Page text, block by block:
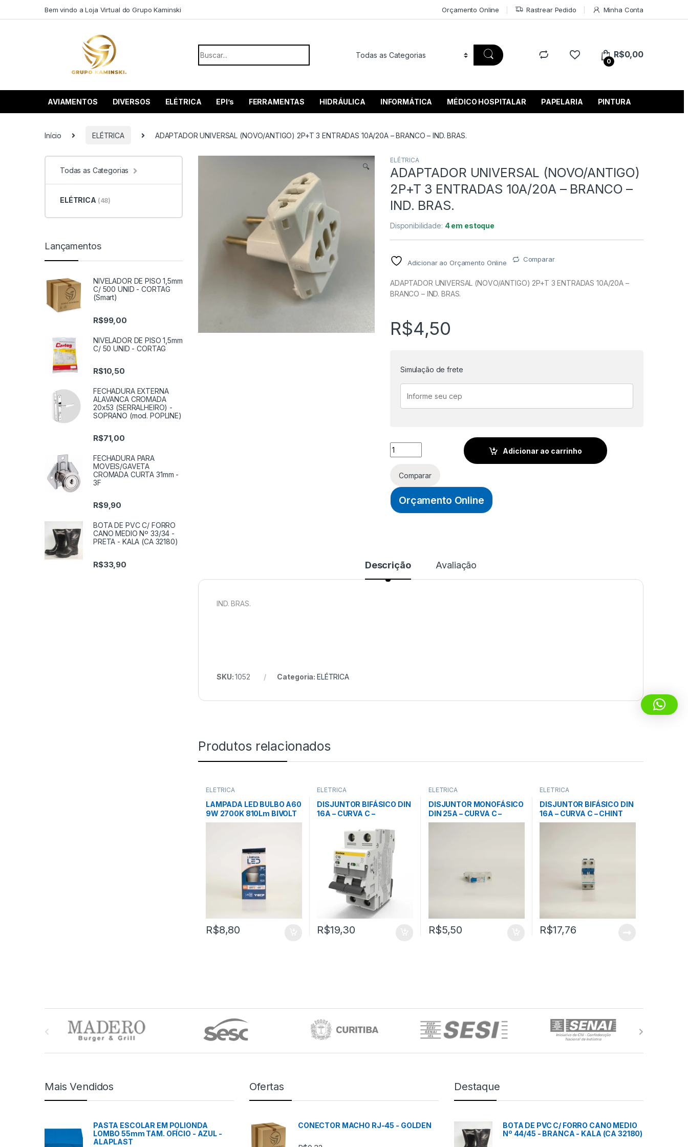
Bem vindo a Loja Virtual do Grupo Kaminski Orçamento Online Rastrear Pedido Minha Conta
Procurar por:
0
R$0,00
AVIAMENTOS DIVERSOS ELÉTRICA EPI’s FERRAMENTAS HIDRÁULICA INFORMÁTICA MÉDICO HOSPITALAR PAPELARIA PINTURA
Início ELÉTRICA ADAPTADOR UNIVERSAL (NOVO/ANTIGO) 2P+T 3 ENTRADAS 10A/20A – BRANCO – IND. BRAS.
🔍
ELÉTRICA
ADAPTADOR UNIVERSAL (NOVO/ANTIGO)
2P+T 3 ENTRADAS 10A/20A – BRANCO –
IND. BRAS.
Disponibilidade: 4 em estoque
Adicionar ao Orçamento Online Comparar
ADAPTADOR UNIVERSAL (NOVO/ANTIGO) 2P+T 3 ENTRADAS 10A/20A –
BRANCO – IND. BRAS.
R$4,50
Simulação de frete
ADAPTADOR UNIVERSAL (NOVO/ANTIGO) 2P+T 3 ENTRADAS 10A/20A - BRANCO
Adicionar ao carrinho
Comparar
Orçamento Online
Descrição Avaliação
IND. BRAS.
SKU:1052 Categoria: ELÉTRICA
Produtos relacionados
ELÉTRICA
LAMPADA LED BULBO A60
9W 2700K 810Lm BIVOLT
E27 – AMARELA (QUENTE)
R$8,80
ELÉTRICA
DISJUNTOR BIFÁSICO DIN
16A – CURVA C –
R$19,30
ELÉTRICA
DISJUNTOR MONOFÁSICO
DIN 25A – CURVA C –
CHINT
R$5,50
ELÉTRICA
DISJUNTOR BIFÁSICO DIN
16A – CURVA C – CHINT
R$17,76
Todas as Categorias
ELÉTRICA (48)
Lançamentos
NIVELADOR DE PISO 1,5mm
C/ 500 UNID - CORTAG
(Smart)
R$99,00
NIVELADOR DE PISO 1,5mm
C/ 50 UNID - CORTAG
R$10,50
FECHADURA EXTERNA
ALAVANCA CROMADA
20x53 (SERRALHEIRO) -
SOPRANO (mod. POPLINE)
R$71,00
FECHADURA PARA
MOVEIS/GAVETA
CROMADA CURTA 31mm -
3F
R$9,90
BOTA DE PVC C/ FORRO
CANO MEDIO Nº 33/34 -
PRETA - KALA (CA 32180)
R$33,90
Mais Vendidos
PASTA ESCOLAR EM POLIONDA
LOMBO 55mm TAM. OFÍCIO - AZUL -
ALAPLAST
Ofertas
CONECTOR MACHO RJ-45 - GOLDEN
Destaque
BOTA DE PVC C/ FORRO CANO MEDIO
Nº 44/45 - BRANCA - KALA (CA 32180)